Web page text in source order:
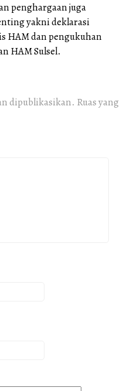
penghargaan juga
yakni deklarasi
HAM dan pengukuhan
HAM Sulsel.
dipublikasikan. Ruas yang